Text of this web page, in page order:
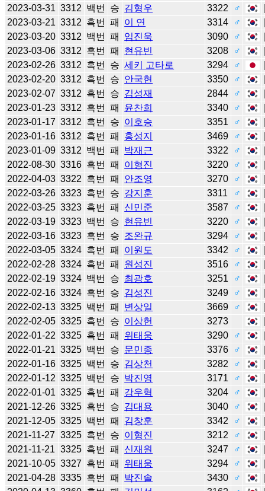
2023-03-31 3312 백번 승 김형우 3322 ♂
2023-03-21 3312 흑번 패 이 연 3314 ♂
2023-03-20 3312 백번 패 임진욱 3090 ♂
2023-03-06 3312 흑번 패 현유빈 3208 ♂
2023-02-26 3312 흑번 승 세키 고타로 3294 ♂
2023-02-20 3312 흑번 승 안국현 3350 ♂
2023-02-07 3312 흑번 승 김성재 2844 ♂
2023-01-23 3312 흑번 패 윤찬희 3340 ♂
2023-01-17 3312 흑번 승 이호승 3351 ♂
2023-01-16 3312 흑번 패 홍성지 3469 ♂
2023-01-09 3312 백번 패 박재근 3322 ♂
2022-08-30 3316 흑번 패 이형진 3220 ♂
2022-04-03 3322 흑번 패 안조영 3270 ♂
2022-03-26 3323 흑번 승 강지훈 3311 ♂
2022-03-25 3323 흑번 패 신민준 3587 ♂
2022-03-19 3323 백번 승 현유빈 3220 ♂
2022-03-16 3323 흑번 승 조완규 3294 ♂
2022-03-05 3324 흑번 패 이원도 3342 ♂
2022-02-28 3324 흑번 패 원성진 3516 ♂
2022-02-19 3324 백번 승 최광호 3251 ♂
2022-02-16 3324 흑번 승 김성진 3249 ♂
2022-02-13 3325 백번 패 변상일 3669 ♂
2022-02-05 3325 흑번 승 이상헌 3273
2022-01-22 3325 흑번 패 위태웅 3290 ♂
2022-01-21 3325 백번 승 문민종 3376 ♂
2022-01-16 3325 백번 승 김상천 3282 ♂
2022-01-12 3325 백번 승 박진영 3171 ♂
2022-01-01 3325 흑번 패 강우혁 3204 ♂
2021-12-26 3325 흑번 승 김대용 3040 ♂
2021-12-05 3325 백번 패 김창훈 3342 ♂
2021-11-27 3325 흑번 승 이형진 3212 ♂
2021-11-21 3325 흑번 패 신재원 3247 ♂
2021-10-05 3327 흑번 패 위태웅 3294 ♂
2021-04-28 3335 흑번 패 박진솔 3430 ♂